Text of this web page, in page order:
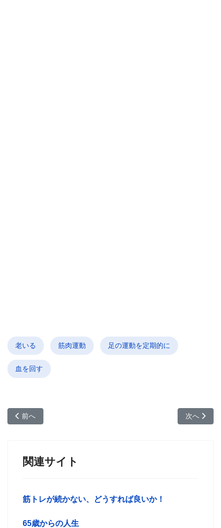
老いる 筋肉運動 足の運動を定期的に
血を回す
前の記事へ: 握力で自分の体力がわかる
前へ 次の記事
次へ
関連サイト
筋トレが続かない、どうすれば良いか！
65歳からの人生